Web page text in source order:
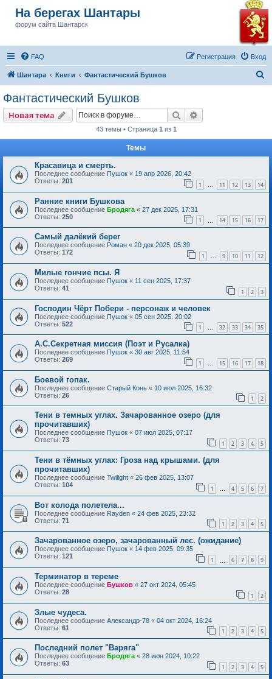
На берегах Шантары
форум сайта Шантарск
FAQ Вход
Регистрация
Шантара Книги Фантастический Бушков
Фантастический Бушков
Новая тема Поиск
43 темы • Страница 1 из 1
Темы
Красавица и смерть.
Последнее сообщение Пушок « 19 апр 2026, 20:42
Ответы: 201 1 … 11 12 13 14
Ранние книги Бушкова
Последнее сообщение Бродяга « 27 дек 2025, 17:31
Ответы: 250 1 14 15 16 17
Самый далёкий берег
Последнее сообщение Роман « 20 дек 2025, 05:39
Ответы: 172 1 … 9 10 11 12
Милые гончие псы. Я
Последнее сообщение Пушок « 11 сен 2025, 17:37
Ответы: 41 1 2 3
Господин Чёрт Побери - персонаж и человек
Последнее сообщение Пушок « 05 сен 2025, 20:02
Ответы: 522 1 32 33 34 35
А.С.Секретная миссия (Поэт и Русалка)
Последнее сообщение Пушок « 30 авг 2025, 11:54
Ответы: 269 1 … 15 16 17 18
Боевой гопак.
Последнее сообщение Старый Конь « 10 июл 2025, 16:32
Ответы: 26 1 2
Тени в темных углах. Зачарованное озеро (для
прочитавших)
Последнее сообщение Пушок « 07 июл 2025, 07:17
Ответы: 73 1 2 3 4 5
Тени в тёмных углах: Гроза над крышами. (для
прочитавших)
Последнее сообщение Twilight « 26 фев 2025, 13:07
Ответы: 104 1 … 4 5 6 7
Вот колода полетела...
Последнее сообщение Rayden « 24 фев 2025, 23:32
Ответы: 71 1 2 3 4 5
Зачарованное озеро, зачарованный лес. (ожидание)
Последнее сообщение Пушок « 14 фев 2025, 09:35
Ответы: 121 1 6 7 8 9
Терминатор в тереме
Последнее сообщение Бушков « 27 окт 2024, 05:45
Ответы: 28 1 2
Злые чудеса.
Последнее сообщение Александр-78 « 04 окт 2024, 16:24
Ответы: 61 1 2 3 4 5
Последний полет "Варяга"
Последнее сообщение Бродяга « 28 июн 2024, 10:22
Ответы: 63 1 2 3 4 5